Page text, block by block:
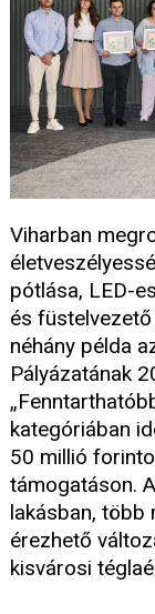
Viharban
pótlása, LED-
és
néhány példa
Pályázatának
kategóriában
50 millió
támogatáson.
lakásban, több
érezhető
kisvárosi